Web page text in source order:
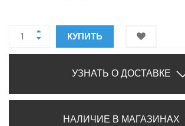
КУПИТЬ
УЗНАТЬ О ДОСТАВКЕ
НАЛИЧИЕ В МАГАЗИНАХ